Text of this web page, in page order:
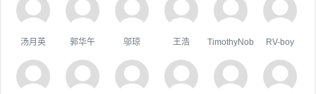
汤月英 郭华午 邬琼 王浩 TimothyNob RV-boy